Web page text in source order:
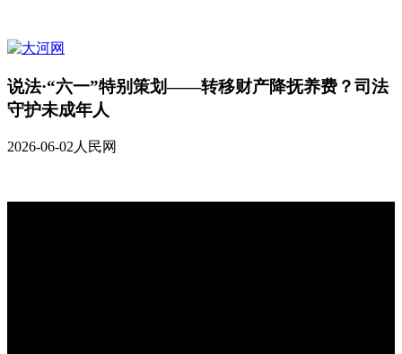
说法·“六一”特别策划——转移财产降抚养费？司法
守护未成年人
2026-06-02人民网